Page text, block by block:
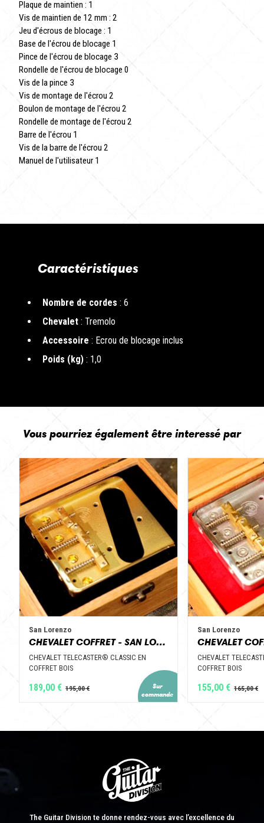
Plaque de maintien : 1
Vis de maintien de 12 mm : 2
Jeu d'écrous de blocage : 1
Base de l'écrou de blocage 1
Pince de l'écrou de blocage 3
Rondelle de l'écrou de blocage 0
Vis de la pince 3
Vis de montage de l'écrou 2
Boulon de montage de l'écrou 2
Rondelle de montage de l'écrou 2
Barre de l'écrou 1
Vis de la barre de l'écrou 2
Manuel de l'utilisateur 1
Caractéristiques
Nombre de cordes : 6
Chevalet : Tremolo
Accessoire : Ecrou de blocage inclus
Poids (kg) : 1,0
Vous pourriez également être interessé par
San Lorenzo
CHEVALET COFFRET - SAN LORENZO GUITAR PARTS
CHEVALET TELECASTER® CLASSIC EN
COFFRET BOIS
189,00 €
San Lorenzo
CHEVALET
COFFRET BOIS
155,00 €
The Guitar Division te donne rendez-vous avec l’excellence du